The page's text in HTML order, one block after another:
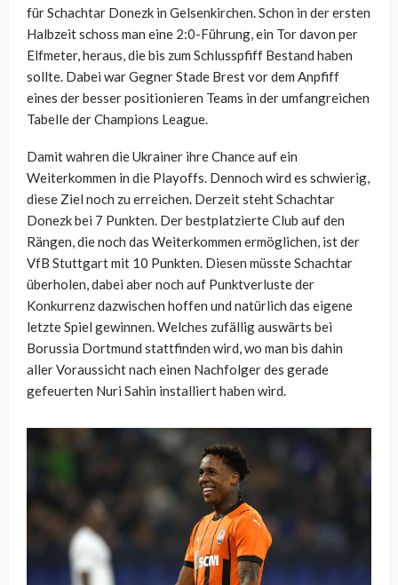
für Schachtar Donezk in Gelsenkirchen. Schon in der ersten
Halbzeit schoss man eine 2:0-Führung, ein Tor davon per
Elfmeter, heraus, die bis zum Schlusspfiff Bestand haben
sollte. Dabei war Gegner Stade Brest vor dem Anpfiff
eines der besser positionieren Teams in der umfangreichen
Tabelle der Champions League.
Damit wahren die Ukrainer ihre Chance auf ein
Weiterkommen in die Playoffs. Dennoch wird es schwierig,
diese Ziel noch zu erreichen. Derzeit steht Schachtar
Donezk bei 7 Punkten. Der bestplatzierte Club auf den
Rängen, die noch das Weiterkommen ermöglichen, ist der
VfB Stuttgart mit 10 Punkten. Diesen müsste Schachtar
überholen, dabei aber noch auf Punktverluste der
Konkurrenz dazwischen hoffen und natürlich das eigene
letzte Spiel gewinnen. Welches zufällig auswärts bei
Borussia Dortmund stattfinden wird, wo man bis dahin
aller Voraussicht nach einen Nachfolger des gerade
gefeuerten Nuri Sahin installiert haben wird.